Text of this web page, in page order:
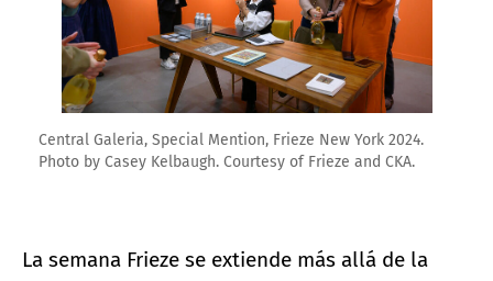
Central Galeria, Special Mention, Frieze New York 2024.
Photo by Casey Kelbaugh. Courtesy of Frieze and CKA.
La semana Frieze se extiende más allá de la